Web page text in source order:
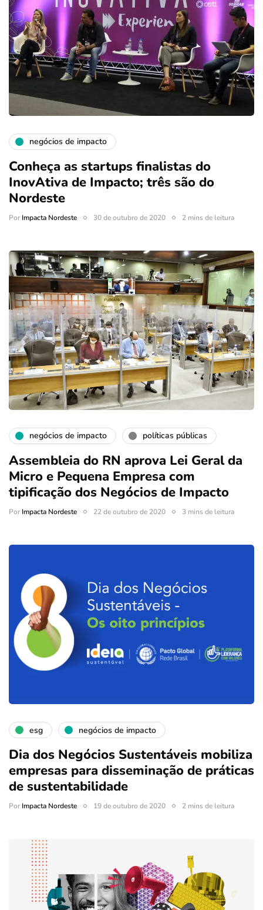
negócios de impacto
Conheça as startups finalistas do
InovAtiva de Impacto; três são do
Nordeste
PorImpacta Nordeste 30 de outubro de 2020 2 mins de leitura
negócios de impacto políticas públicas
Assembleia do RN aprova Lei Geral da
Micro e Pequena Empresa com
tipificação dos Negócios de Impacto
PorImpacta Nordeste 22 de outubro de 2020 3 mins de leitura
esg negócios de impacto
Dia dos Negócios Sustentáveis mobiliza
empresas para disseminação de práticas
de sustentabilidade
PorImpacta Nordeste 19 de outubro de 2020 2 mins de leitura